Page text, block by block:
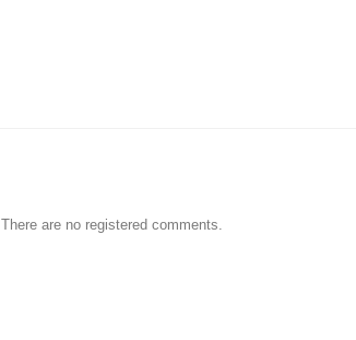
There are no registered comments.